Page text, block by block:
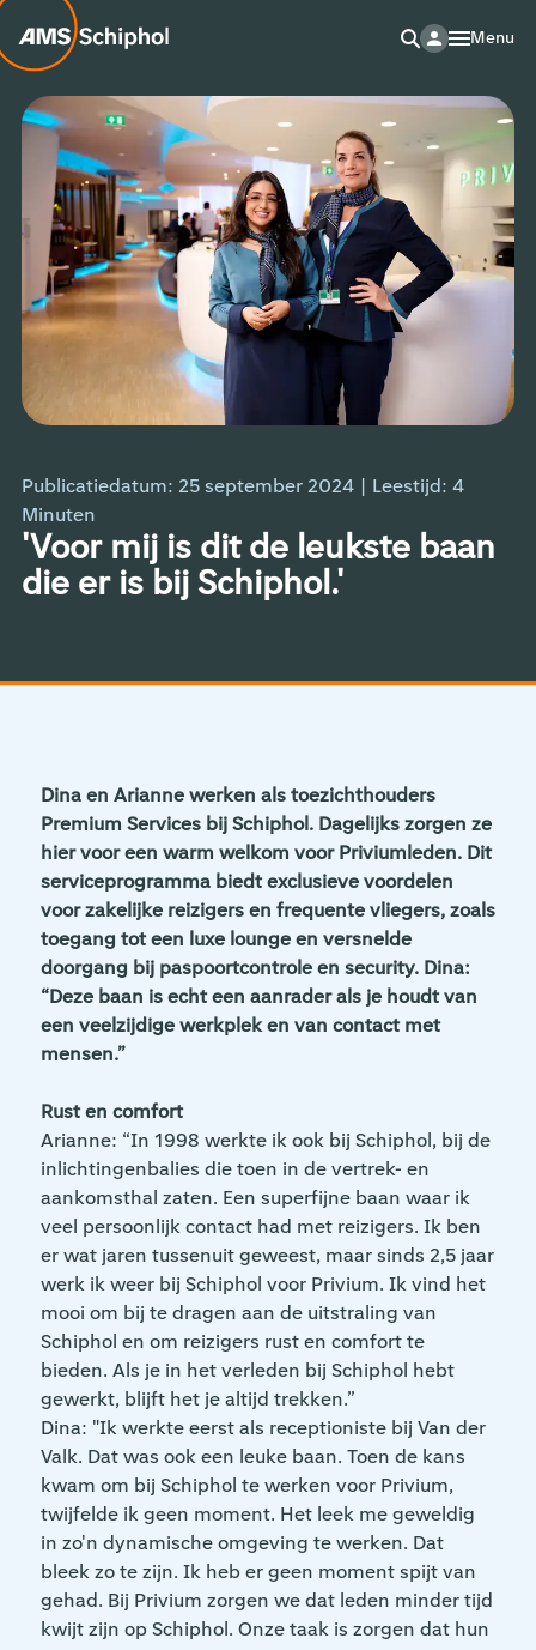
Menu
'Voor mij is dit de leukste baan
die er is bij Schiphol.'
Publicatiedatum: 25 september 2024 | Leestijd: 4
Minuten
Dina en Arianne werken als toezichthouders
Premium Services bij Schiphol. Dagelijks zorgen ze
hier voor een warm welkom voor Priviumleden. Dit
serviceprogramma biedt exclusieve voordelen
voor zakelijke reizigers en frequente vliegers, zoals
toegang tot een luxe lounge en versnelde
doorgang bij paspoortcontrole en security. Dina:
“Deze baan is echt een aanrader als je houdt van
een veelzijdige werkplek en van contact met
mensen.”
Rust en comfort
Arianne: “In 1998 werkte ik ook bij Schiphol, bij de
inlichtingenbalies die toen in de vertrek- en
aankomsthal zaten. Een superfijne baan waar ik
veel persoonlijk contact had met reizigers. Ik ben
er wat jaren tussenuit geweest, maar sinds 2,5 jaar
werk ik weer bij Schiphol voor Privium. Ik vind het
mooi om bij te dragen aan de uitstraling van
Schiphol en om reizigers rust en comfort te
bieden. Als je in het verleden bij Schiphol hebt
gewerkt, blijft het je altijd trekken.”
Dina: "Ik werkte eerst als receptioniste bij Van der
Valk. Dat was ook een leuke baan. Toen de kans
kwam om bij Schiphol te werken voor Privium,
twijfelde ik geen moment. Het leek me geweldig
in zo'n dynamische omgeving te werken. Dat
bleek zo te zijn. Ik heb er geen moment spijt van
gehad. Bij Privium zorgen we dat leden minder tijd
kwijt zijn op Schiphol. Onze taak is zorgen dat hun